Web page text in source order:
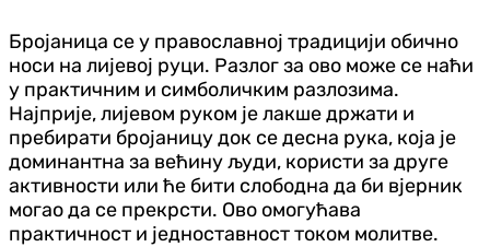
Бројаница се у православној традицији обично
носи на лијевој руци. Разлог за ово може се наћи
у практичним и симболичким разлозима.
Најприје, лијевом руком је лакше држати и
пребирати бројаницу док се десна рука, која је
доминантна за већину људи, користи за друге
активности или ће бити слободна да би вјерник
могао да се прекрсти. Ово омогућава
практичност и једноставност током молитве.